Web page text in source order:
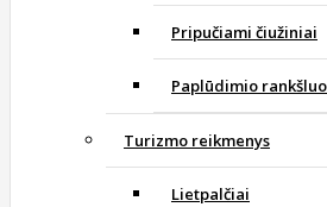
Pripučiami čiužiniai
Paplūdimio
Turizmo reikmenys
Lietpalčiai